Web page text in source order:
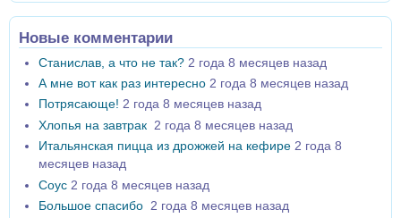
Новые комментарии
Станислав, а что не так? 2 года 8 месяцев назад
А мне вот как раз интересно 2 года 8 месяцев назад
Потрясающе! 2 года 8 месяцев назад
Хлопья на завтрак 2 года 8 месяцев назад
Итальянская пицца из дрожжей на кефире 2 года 8
месяцев назад
Соус 2 года 8 месяцев назад
Большое спасибо 2 года 8 месяцев назад